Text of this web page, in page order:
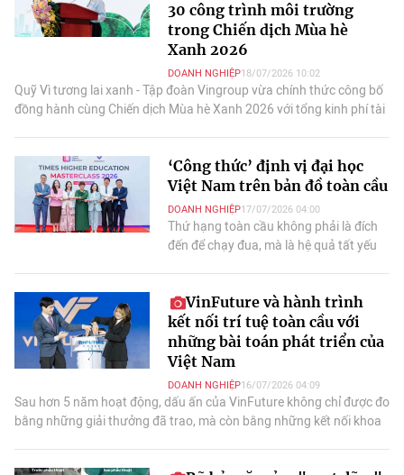
30 công trình môi trường
trong Chiến dịch Mùa hè
Xanh 2026
DOANH NGHIỆP18/07/2026 10:02
Quỹ Vì tương lai xanh - Tập đoàn Vingroup vừa chính thức công bố
đồng hành cùng Chiến dịch Mùa hè Xanh 2026 với tổng kinh phí tài
‘Công thức’ định vị đại học
Việt Nam trên bản đồ toàn cầu
DOANH NGHIỆP17/07/2026 04:00
Thứ hạng toàn cầu không phải là đích
đến để chạy đua, mà là hệ quả tất yếu
VinFuture và hành trình
kết nối trí tuệ toàn cầu với
những bài toán phát triển của
Việt Nam
DOANH NGHIỆP16/07/2026 04:09
Sau hơn 5 năm hoạt động, dấu ấn của VinFuture không chỉ được đo
bằng những giải thưởng đã trao, mà còn bằng những kết nối khoa